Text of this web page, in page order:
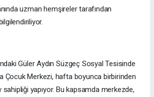
uzman hemşireler tarafından
Güler Aydın Süzgeç Sosyal Tesisinde
Çocuk Merkezi, hafta boyunca birbirinden
sahipliği yapıyor. Bu kapsamda merkezde,